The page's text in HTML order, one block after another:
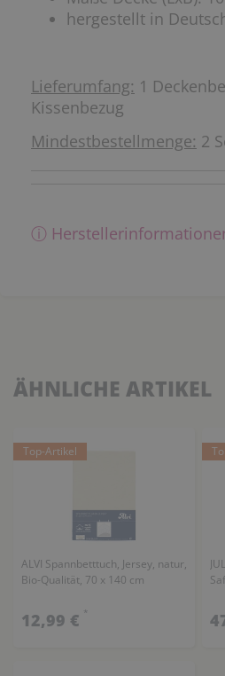
hergestellt in
Lieferumfang: 1
Kissenbezug
Mindestbestellmenge: 2
ⓘ
ÄHNLICHE ARTIKEL
Top-Artikel
ALVI Spannbetttuch, Jersey, natur,
Bio-Qualität, 70 x 140 cm
12,99 € *